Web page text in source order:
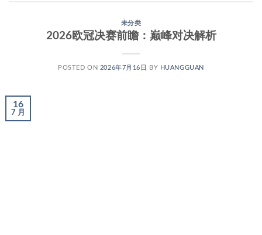
未分类
2026欧冠决赛前瞻：巅峰对决解析
POSTED ON 2026年7月16日 BY HUANGGUAN
16
7 月